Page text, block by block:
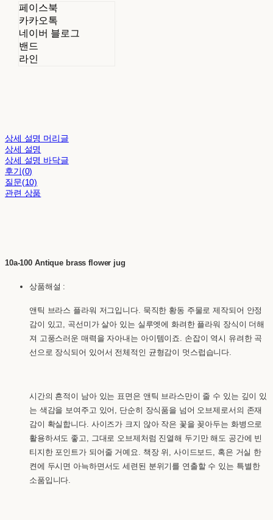
페이스북
카카오톡
네이버 블로그
밴드
라인
상세 설명 머리글
상세 설명
상세 설명 바닥글
후기(0)
질문(10)
관련 상품
10a-100 Antique brass flower jug
상품해설 :
앤틱 브라스 플라워 저그입니다. 묵직한 황동 주물로 제작되어 안정
감이 있고, 곡선미가 살아 있는 실루엣에 화려한 플라워 장식이 더해
져 고풍스러운 매력을 자아내는 아이템이죠. 손잡이 역시 유려한 곡
선으로 장식되어 있어서 전체적인 균형감이 멋스럽습니다.
시간의 흔적이 남아 있는 표면은 앤틱 브라스만이 줄 수 있는 깊이 있
는 색감을 보여주고 있어, 단순히 장식품을 넘어 오브제로서의 존재
감이 확실합니다. 사이즈가 크지 않아 작은 꽃을 꽂아두는 화병으로
활용하셔도 좋고, 그대로 오브제처럼 진열해 두기만 해도 공간에 빈
티지한 포인트가 되어줄 거예요. 책장 위, 사이드보드, 혹은 거실 한
켠에 두시면 아늑하면서도 세련된 분위기를 연출할 수 있는 특별한
소품입니다.